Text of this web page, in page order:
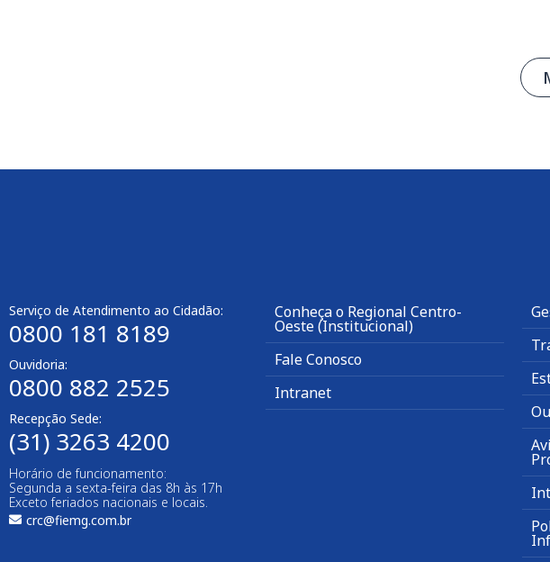
Serviço de Atendimento ao Cidadão:
0800 181 8189
Ouvidoria:
0800 882 2525
Recepção Sede:
(31) 3263 4200
Horário de funcionamento:
Segunda a sexta-feira das 8h às 17h
Exceto feriados nacionais e locais.
crc@fiemg.com.br
Conheça o Regional Centro-
Oeste (Institucional)
Fale Conosco
Intranet